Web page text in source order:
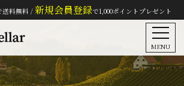
送料無料 / 新規会員登録で1,000ポイントプレゼント
MENU